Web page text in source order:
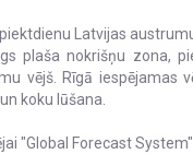
Latvijas
plaša nokrišņu zona,
vējš. Rīgā iespējamas
koku lūšana.
"Global Forecast